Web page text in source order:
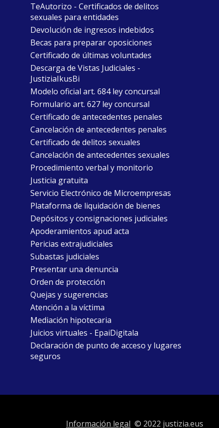
TeAutorizo - Certificados de delitos
sexuales para entidades
Devolución de ingresos indebidos
Becas para preparar oposiciones
Certificado de últimas voluntades
Descarga de Vistas Judiciales -
JustiziaIkusBi
Modelo oficial art. 684 ley concursal
Formulario art. 627 ley concursal
Certificado de antecedentes penales
Cancelación de antecedentes penales
Certificado de delitos sexuales
Cancelación de antecedentes sexuales
Procedimiento verbal y monitorio
Justicia gratuita
Servicio Electrónico de Microempresas
Plataforma de liquidación de bienes
Depósitos y consignaciones judiciales
Apoderamientos apud acta
Pericias extrajudiciales
Subastas judiciales
Presentar una denuncia
Orden de protección
Quejas y sugerencias
Atención a la víctima
Mediación hipotecaria
Juicios virtuales - EpaiDigitala
Declaración de punto de acceso y lugares
seguros
Información legal © 2022 justizia.eus